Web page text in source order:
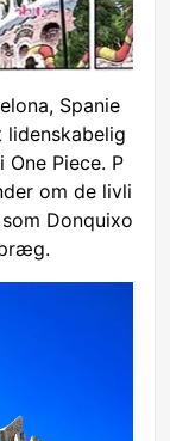
Spanie
Piece. P
om de livli
Donquixo